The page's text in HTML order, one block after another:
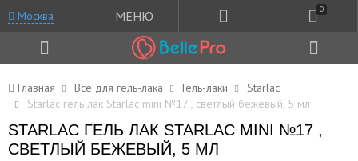
Москва МЕНЮ 0
Главная Все для гель-лака Гель-лаки
Starlac
Starlac гель лак Starlac mini №17 , светлый бежевый, 5 мл
STARLAC ГЕЛЬ ЛАК STARLAC MINI №17 ,
СВЕТЛЫЙ БЕЖЕВЫЙ, 5 МЛ